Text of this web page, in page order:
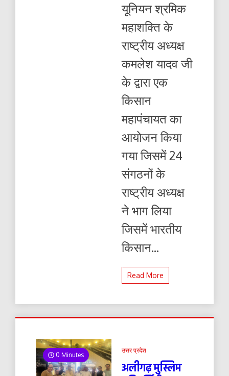
यूनियन श्रमिक
महाशक्ति के
राष्ट्रीय अध्यक्ष
कमलेश यादव जी
के द्वारा एक
किसान
महापंचायत का
आयोजन किया
गया जिसमें 24
संगठनों के
राष्ट्रीय अध्यक्ष
ने भाग लिया
जिसमें भारतीय
किसान...
Read More
0 Minutes
उत्तर प्रदेश
अलीगढ़ मुस्लिम